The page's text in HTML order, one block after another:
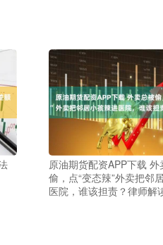
原油期货配资APP下载 外
偷，点“变态辣”外卖把邻
医院，谁该担责？律师